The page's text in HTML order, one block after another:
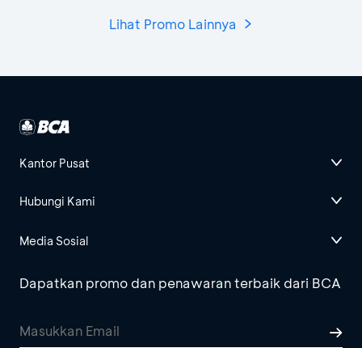
Lihat Promo Lainnya
Kantor Pusat
Hubungi Kami
Media Sosial
Dapatkan promo dan penawaran terbaik dari BCA